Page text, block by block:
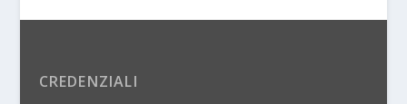
CREDENZIALI